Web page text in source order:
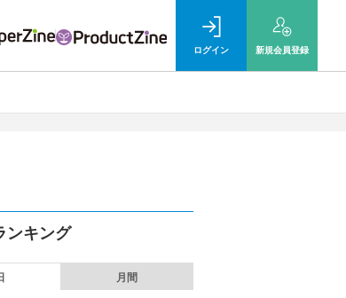
ログイン 新規会員登録
ンキング
月間